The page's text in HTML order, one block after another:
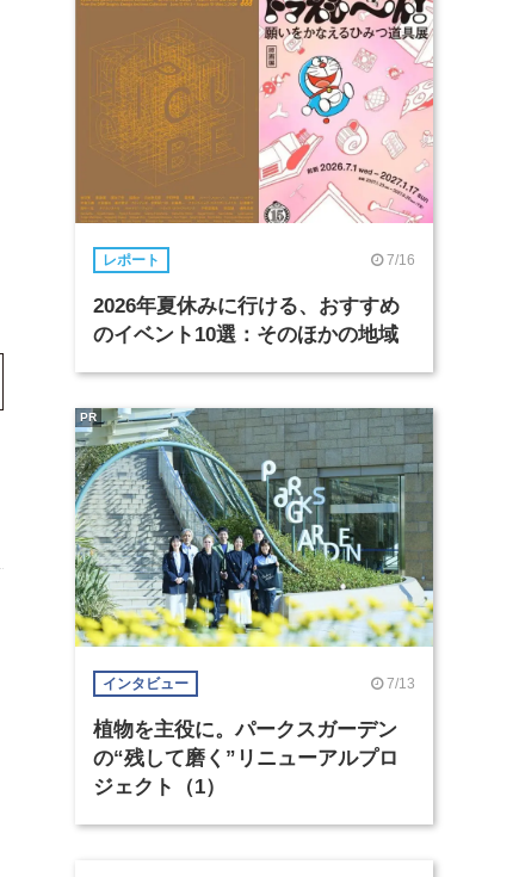
レポート 7/16
2026年夏休みに行ける、おすすめ
のイベント10選：そのほかの地域
インタビュー 7/13
植物を主役に。パークスガーデン
の“残して磨く”リニューアルプロ
ジェクト（1）
PR